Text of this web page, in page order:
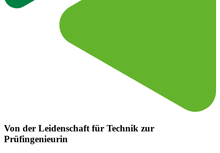
Von der Leidenschaft für Technik zur
Prüfingenieurin